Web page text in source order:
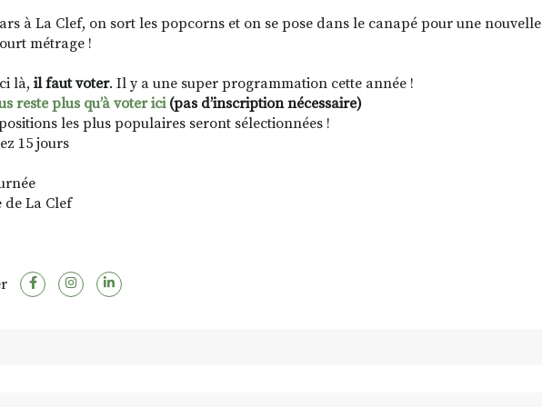
à La Clef, on sort les popcorns et on se pose dans le canapé pour une nouvelle
métrage !
là, il faut voter. Il y a une super programmation cette année !
reste plus qu’à voter ici(pas d’inscription nécessaire)
les plus populaires seront sélectionnées !
15 jours
de La Clef